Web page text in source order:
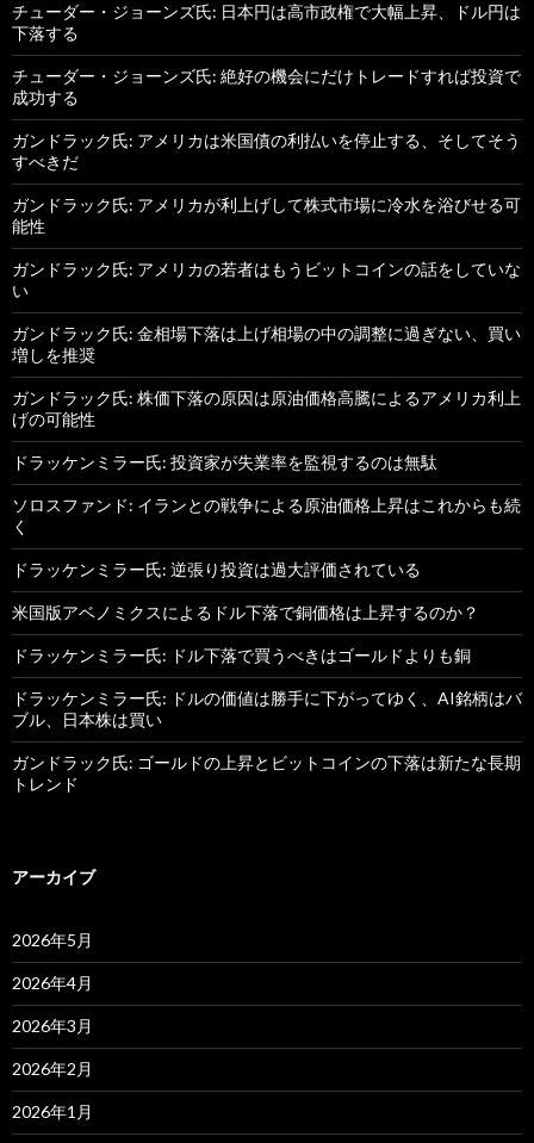
チューダー・ジョーンズ氏: 日本円は高市政権で大幅上昇、ドル円は
下落する
チューダー・ジョーンズ氏: 絶好の機会にだけトレードすれば投資で
成功する
ガンドラック氏: アメリカは米国債の利払いを停止する、そしてそう
すべきだ
ガンドラック氏: アメリカが利上げして株式市場に冷水を浴びせる可
能性
ガンドラック氏: アメリカの若者はもうビットコインの話をしていな
い
ガンドラック氏: 金相場下落は上げ相場の中の調整に過ぎない、買い
増しを推奨
ガンドラック氏: 株価下落の原因は原油価格高騰によるアメリカ利上
げの可能性
ドラッケンミラー氏: 投資家が失業率を監視するのは無駄
ソロスファンド: イランとの戦争による原油価格上昇はこれからも続
く
ドラッケンミラー氏: 逆張り投資は過大評価されている
米国版アベノミクスによるドル下落で銅価格は上昇するのか？
ドラッケンミラー氏: ドル下落で買うべきはゴールドよりも銅
ドラッケンミラー氏: ドルの価値は勝手に下がってゆく、AI銘柄はバ
ブル、日本株は買い
ガンドラック氏: ゴールドの上昇とビットコインの下落は新たな長期
トレンド
アーカイブ
2026年5月
2026年4月
2026年3月
2026年2月
2026年1月